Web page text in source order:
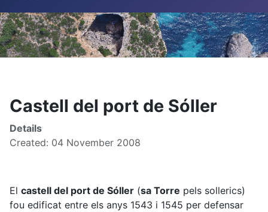
Castell del port de Sóller
Details
Created: 04 November 2008
El castell del port de Sóller (sa Torre pels sollerics)
fou edificat entre els anys 1543 i 1545 per defensar